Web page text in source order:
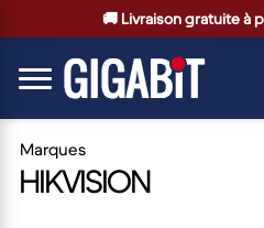
🚚 Livraison gratuite à
Marques
HIKVISION